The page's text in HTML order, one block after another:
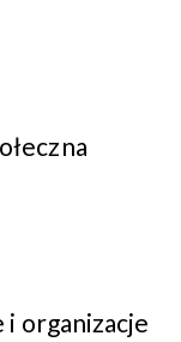
organizacje